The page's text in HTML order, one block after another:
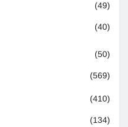
(49)
(40)
(50)
(569)
(410)
(134)